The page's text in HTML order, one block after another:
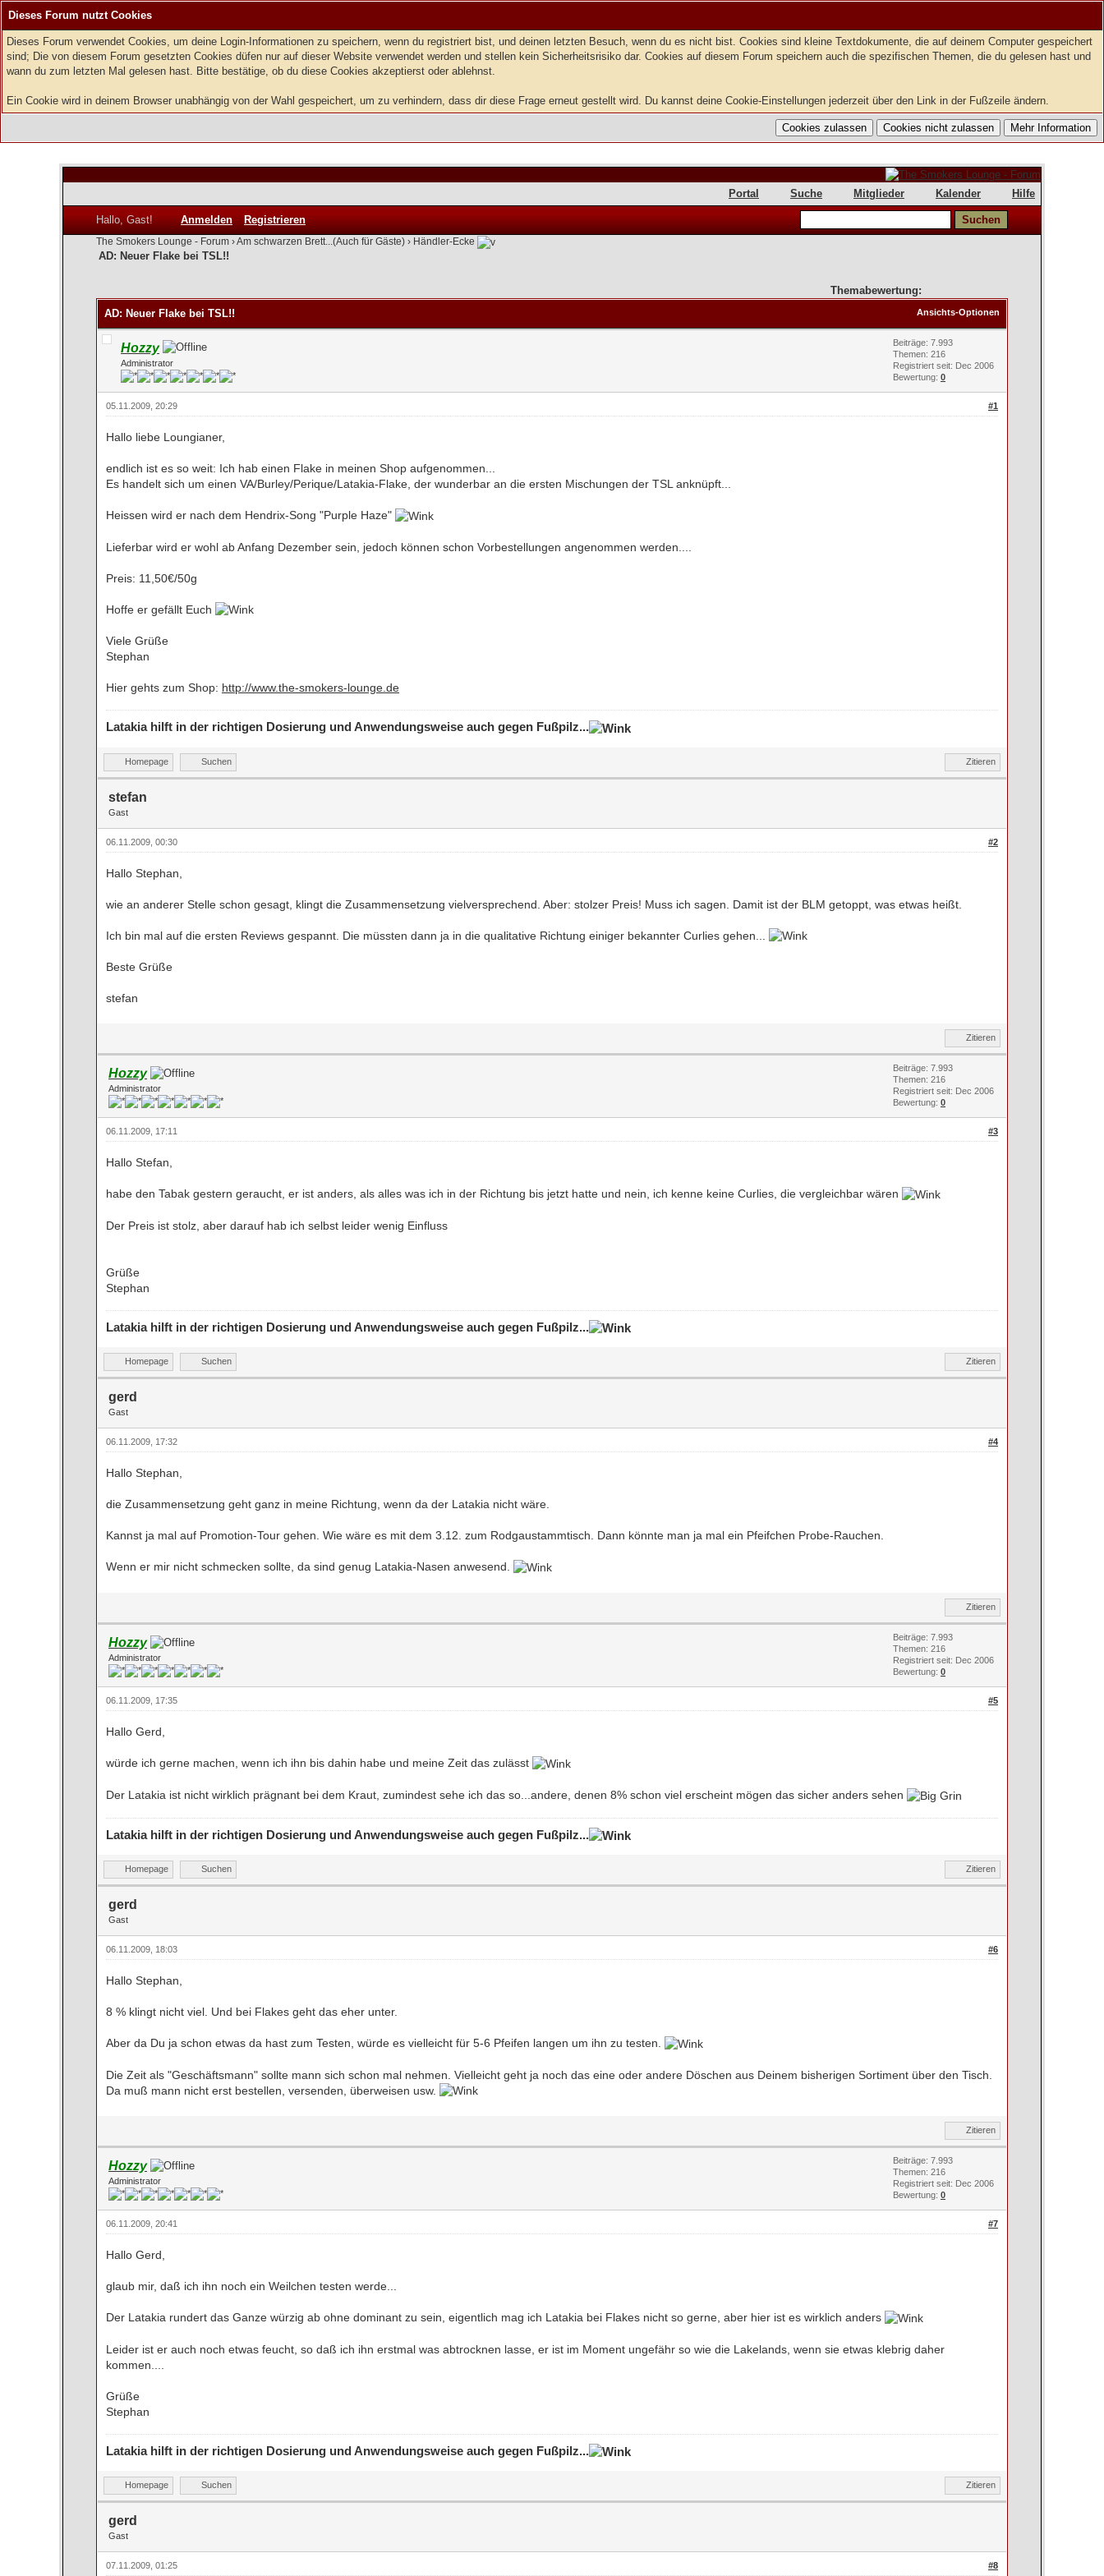
Dieses Forum nutzt Cookies
Dieses Forum verwendet Cookies, um deine Login-Informationen zu speichern, wenn du registriert bist, und deinen letzten Besuch, wenn du es nicht bist. Cookies sind kleine Textdokumente, die auf deinem Computer gespeichert
sind; Die von diesem Forum gesetzten Cookies düfen nur auf dieser Website verwendet werden und stellen kein Sicherheitsrisiko dar. Cookies auf diesem Forum speichern auch die spezifischen Themen, die du gelesen hast und
wann du zum letzten Mal gelesen hast. Bitte bestätige, ob du diese Cookies akzeptierst oder ablehnst.
Ein Cookie wird in deinem Browser unabhängig von der Wahl gespeichert, um zu verhindern, dass dir diese Frage erneut gestellt wird. Du kannst deine Cookie-Einstellungen jederzeit über den Link in der Fußzeile ändern.
Portal Suche Mitglieder Kalender Hilfe
Hallo, Gast! Anmelden Registrieren
The Smokers Lounge - Forum ›Am schwarzen Brett...(Auch für Gäste) › Händler-Ecke
AD: Neuer Flake bei TSL!!
Themabewertung:
Ansichts-Optionen
AD: Neuer Flake bei TSL!!
Hozzy
Administrator
Beiträge: 7.993
Themen: 216
Registriert seit: Dec 2006
Bewertung: 0
#1
05.11.2009, 20:29
Hallo liebe Loungianer,
endlich ist es so weit: Ich hab einen Flake in meinen Shop aufgenommen...
Es handelt sich um einen VA/Burley/Perique/Latakia-Flake, der wunderbar an die ersten Mischungen der TSL anknüpft...
Heissen wird er nach dem Hendrix-Song "Purple Haze"
Lieferbar wird er wohl ab Anfang Dezember sein, jedoch können schon Vorbestellungen angenommen werden....
Preis: 11,50€/50g
Hoffe er gefällt Euch
Viele Grüße
Stephan
Hier gehts zum Shop: http://www.the-smokers-lounge.de
Latakia hilft in der richtigen Dosierung und Anwendungsweise auch gegen Fußpilz...
Homepage Suchen Zitieren
stefan
Gast
#2
06.11.2009, 00:30
Hallo Stephan,
wie an anderer Stelle schon gesagt, klingt die Zusammensetzung vielversprechend. Aber: stolzer Preis! Muss ich sagen. Damit ist der BLM getoppt, was etwas heißt.
Ich bin mal auf die ersten Reviews gespannt. Die müssten dann ja in die qualitative Richtung einiger bekannter Curlies gehen...
Beste Grüße
stefan
Zitieren
Hozzy
Administrator
Beiträge: 7.993
Themen: 216
Registriert seit: Dec 2006
Bewertung: 0
#3
06.11.2009, 17:11
Hallo Stefan,
habe den Tabak gestern geraucht, er ist anders, als alles was ich in der Richtung bis jetzt hatte und nein, ich kenne keine Curlies, die vergleichbar wären
Der Preis ist stolz, aber darauf hab ich selbst leider wenig Einfluss
Grüße
Stephan
Latakia hilft in der richtigen Dosierung und Anwendungsweise auch gegen Fußpilz...
Homepage Suchen Zitieren
gerd
Gast
#4
06.11.2009, 17:32
Hallo Stephan,
die Zusammensetzung geht ganz in meine Richtung, wenn da der Latakia nicht wäre.
Kannst ja mal auf Promotion-Tour gehen. Wie wäre es mit dem 3.12. zum Rodgaustammtisch. Dann könnte man ja mal ein Pfeifchen Probe-Rauchen.
Wenn er mir nicht schmecken sollte, da sind genug Latakia-Nasen anwesend.
Zitieren
Hozzy
Administrator
Beiträge: 7.993
Themen: 216
Registriert seit: Dec 2006
Bewertung: 0
#5
06.11.2009, 17:35
Hallo Gerd,
würde ich gerne machen, wenn ich ihn bis dahin habe und meine Zeit das zulässt
Der Latakia ist nicht wirklich prägnant bei dem Kraut, zumindest sehe ich das so...andere, denen 8% schon viel erscheint mögen das sicher anders sehen
Latakia hilft in der richtigen Dosierung und Anwendungsweise auch gegen Fußpilz...
Homepage Suchen Zitieren
gerd
Gast
#6
06.11.2009, 18:03
Hallo Stephan,
8 % klingt nicht viel. Und bei Flakes geht das eher unter.
Aber da Du ja schon etwas da hast zum Testen, würde es vielleicht für 5-6 Pfeifen langen um ihn zu testen.
Die Zeit als "Geschäftsmann" sollte mann sich schon mal nehmen. Vielleicht geht ja noch das eine oder andere Döschen aus Deinem bisherigen Sortiment über den Tisch.
Da muß mann nicht erst bestellen, versenden, überweisen usw.
Zitieren
Hozzy
Administrator
Beiträge: 7.993
Themen: 216
Registriert seit: Dec 2006
Bewertung: 0
#7
06.11.2009, 20:41
Hallo Gerd,
glaub mir, daß ich ihn noch ein Weilchen testen werde...
Der Latakia rundert das Ganze würzig ab ohne dominant zu sein, eigentlich mag ich Latakia bei Flakes nicht so gerne, aber hier ist es wirklich anders
Leider ist er auch noch etwas feucht, so daß ich ihn erstmal was abtrocknen lasse, er ist im Moment ungefähr so wie die Lakelands, wenn sie etwas klebrig daher
kommen....
Grüße
Stephan
Latakia hilft in der richtigen Dosierung und Anwendungsweise auch gegen Fußpilz...
Homepage Suchen Zitieren
gerd
Gast
#8
07.11.2009, 01:25